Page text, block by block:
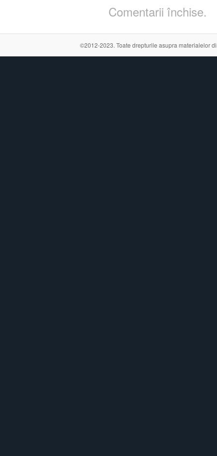
Comentarii închise.
©2012-2023. Toate drepturile asupra materialelor